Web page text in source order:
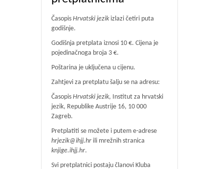
Časopis Hrvatski jezik izlazi četiri puta
godišnje.
Godišnja pretplata iznosi 10 €. Cijena je
pojedinačnoga broja 3 €.
Poštarina je uključena u cijenu.
Zahtjevi za pretplatu šalju se na adresu:
Časopis Hrvatski jezik, Institut za hrvatski
jezik, Republike Austrije 16, 10 000
Zagreb.
Pretplatiti se možete i putem e-adrese
hrjezik@ihjj.hr ili mrežnih stranica
knjige.ihjj.hr.
Svi pretplatnici postaju članovi Kluba